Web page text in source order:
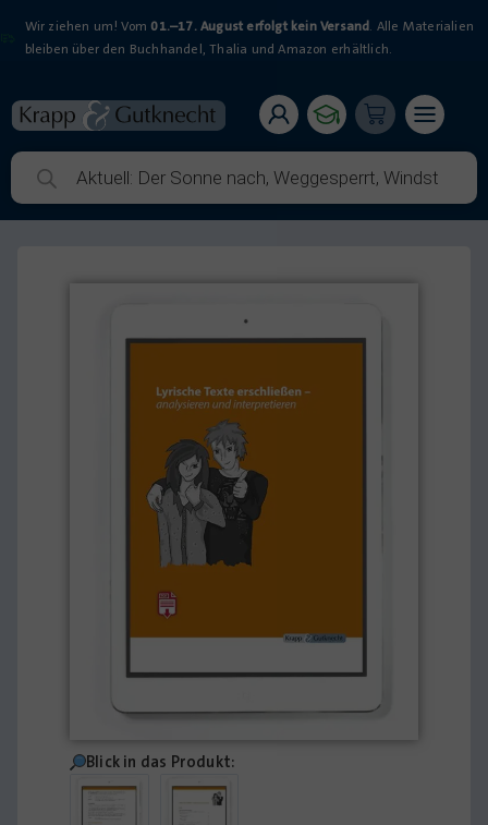
Wir ziehen um! Vom 01.–17. August erfolgt kein Versand. Alle Materialien
bleiben über den Buchhandel, Thalia und Amazon erhältlich.
Blick in das Produkt: